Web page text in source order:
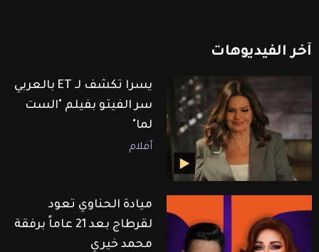
آخر الفيديوهات
يسرا تكشف لـ ET بالعربي
سر الفيتو بفيلم "الست
لما"
أفلام
ميادة الحناوي تعود
لقرطاج بعد 21 عاماً برفقة
محمد خيري